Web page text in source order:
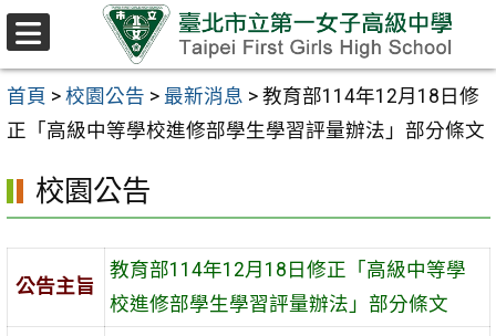
跳至主要內容區
首頁 > 校園公告 > 最新消息 > 教育部114年12月18日修
正「高級中等學校進修部學生學習評量辦法」部分條文
校園公告
公告主旨
教育部114年12月18日修正「高級中等學
校進修部學生學習評量辦法」部分條文
選
單